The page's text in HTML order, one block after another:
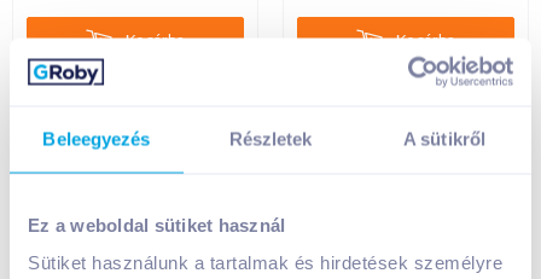
Beleegyezés Részletek A sütikről
Ez a weboldal sütiket használ
Sütiket használunk a tartalmak és hirdetések személyre
KosárbaKosárba
1 karton = 20 db
KosárbaKosárba
1 karton = 12 db